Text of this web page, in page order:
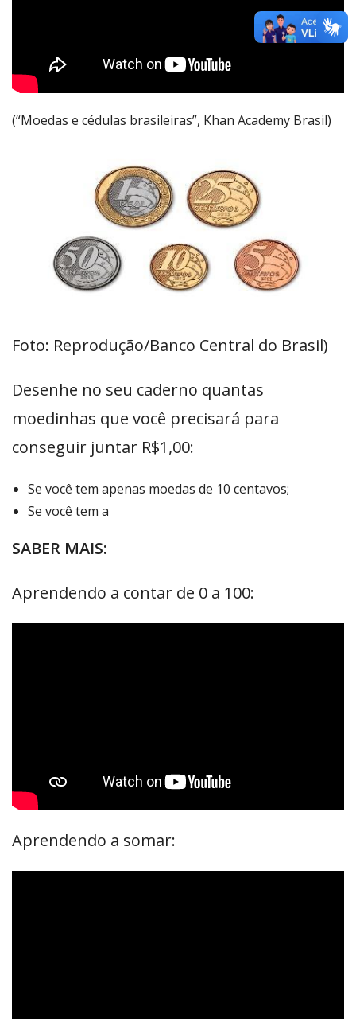
(“Moedas e cédulas brasileiras”, Khan Academy Brasil)
Foto: Reprodução/Banco Central do Brasil)
Desenhe no seu caderno quantas
moedinhas que você precisará para
conseguir juntar R$1,00:
Se você tem apenas moedas de 10 centavos;
Se você tem a
SABER MAIS:
Aprendendo a contar de 0 a 100:
Aprendendo a somar: